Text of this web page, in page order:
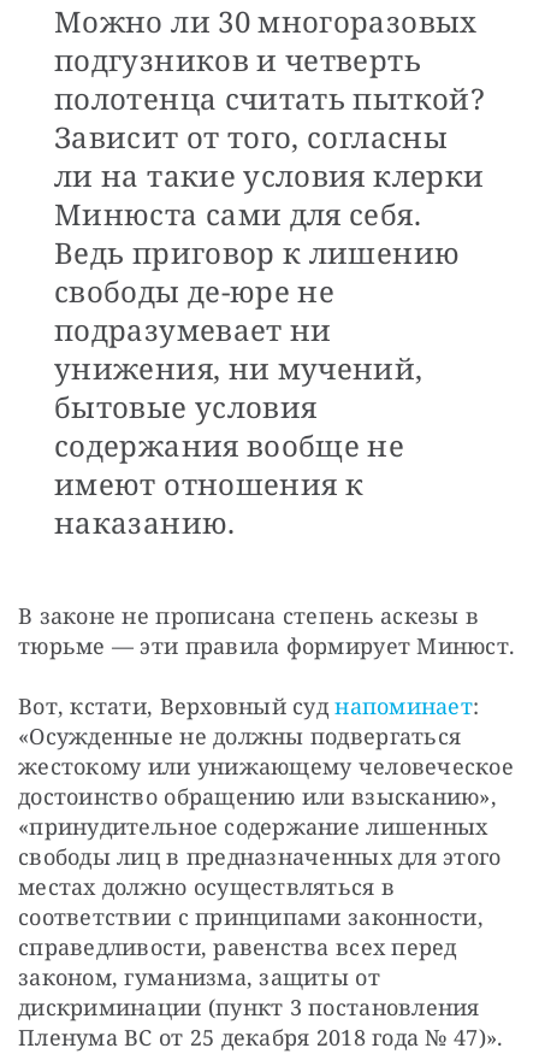
Можно ли 30 многоразовых
подгузников и четверть
полотенца считать пыткой?
Зависит от того, согласны
ли на такие условия клерки
Минюста сами для себя.
Ведь приговор к лишению
свободы де-юре не
подразумевает ни
унижения, ни мучений,
бытовые условия
содержания вообще не
имеют отношения к
наказанию.
В законе не прописана степень аскезы в
тюрьме — эти правила формирует Минюст.
Вот, кстати, Верховный суд напоминает:
«Осужденные не должны подвергаться
жестокому или унижающему человеческое
достоинство обращению или взысканию»,
«принудительное содержание лишенных
свободы лиц в предназначенных для этого
местах должно осуществляться в
соответствии с принципами законности,
справедливости, равенства всех перед
законом, гуманизма, защиты от
дискриминации (пункт 3 постановления
Пленума ВС от 25 декабря 2018 года № 47)».